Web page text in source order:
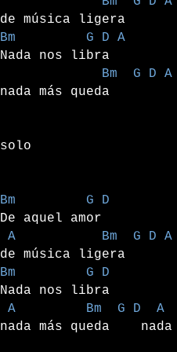
de música ligera
Bm G D A
Nada nos libra
Bm G D A
nada más queda
solo
Bm G D
De aquel amor
A Bm G D A
de música ligera
Bm G D
Nada nos libra
A Bm G D A
nada más queda nada